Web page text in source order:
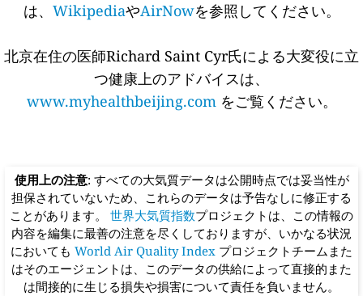
は、 WikipediaやAirNowを参照してください。
北京在住の医師Richard Saint Cyr氏による大変役に立
つ健康上のアドバイスは、
www.myhealthbeijing.com をご覧ください。
使用上の注意: すべての大気質データは公開時点では妥当性が
担保されていないため、これらのデータは予告なしに修正する
ことがあります。 世界大気質指数プロジェクトは、この情報の
内容を編集に最善の注意を尽くしておりますが、いかなる状況
においても World Air Quality Index プロジェクトチームまた
はそのエージェントは、このデータの供給によって直接的また
は間接的に生じる損失や損害について責任を負いません。